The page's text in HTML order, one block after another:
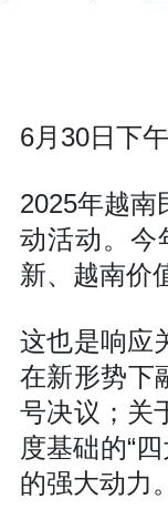
6月30日下
2025年越南
动活动。今
新、越南价
这也是响应
在新形势下
号决议；关
度基础的“
的强大动力。